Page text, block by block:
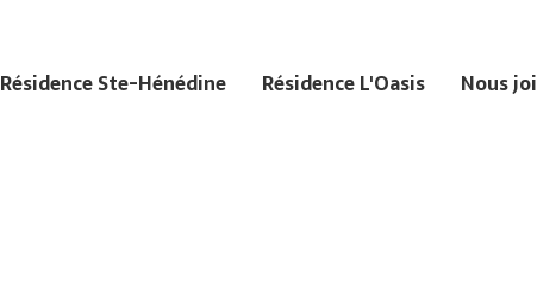
Résidence Ste-Hénédine Résidence L'Oasis Nous